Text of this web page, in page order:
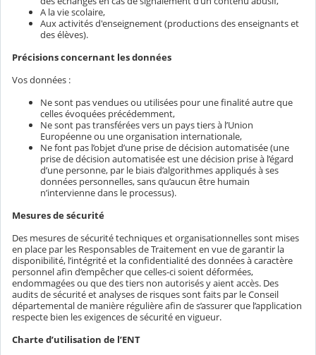
A la vie scolaire,
Aux activités d'enseignement (productions des enseignants et
des élèves).
Précisions concernant les données
Vos données :
Ne sont pas vendues ou utilisées pour une finalité autre que
celles évoquées précédemment,
Ne sont pas transférées vers un pays tiers à l’Union
Européenne ou une organisation internationale,
Ne font pas l’objet d’une prise de décision automatisée (une
prise de décision automatisée est une décision prise à l’égard
d’une personne, par le biais d’algorithmes appliqués à ses
données personnelles, sans qu’aucun être humain
n’intervienne dans le processus).
Mesures de sécurité
Des mesures de sécurité techniques et organisationnelles sont mises
en place par les Responsables de Traitement en vue de garantir la
disponibilité, l’intégrité et la confidentialité des données à caractère
personnel afin d’empêcher que celles-ci soient déformées,
endommagées ou que des tiers non autorisés y aient accès. Des
audits de sécurité et analyses de risques sont faits par le Conseil
départemental de manière régulière afin de s’assurer que l’application
respecte bien les exigences de sécurité en vigueur.
Charte d’utilisation de l’ENT